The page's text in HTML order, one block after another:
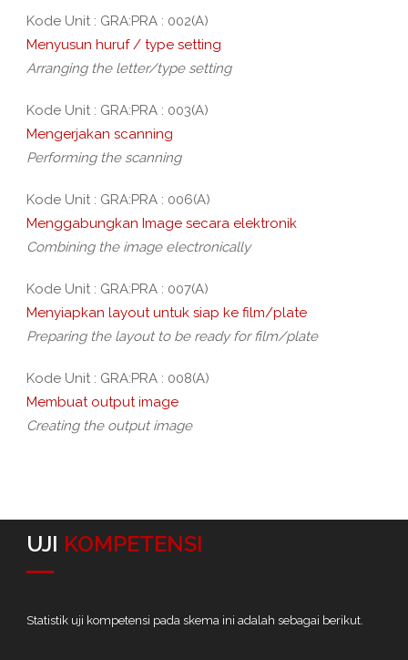
Kode Unit : GRA:PRA : 002(A)
Menyusun huruf / type setting
Arranging the letter/type setting
Kode Unit : GRA:PRA : 003(A)
Mengerjakan scanning
Performing the scanning
Kode Unit : GRA:PRA : 006(A)
Menggabungkan Image secara elektronik
Combining the image electronically
Kode Unit : GRA:PRA : 007(A)
Menyiapkan layout untuk siap ke film/plate
Preparing the layout to be ready for film/plate
Kode Unit : GRA:PRA : 008(A)
Membuat output image
Creating the output image
UJI KOMPETENSI
Statistik uji kompetensi pada skema ini adalah sebagai berikut.